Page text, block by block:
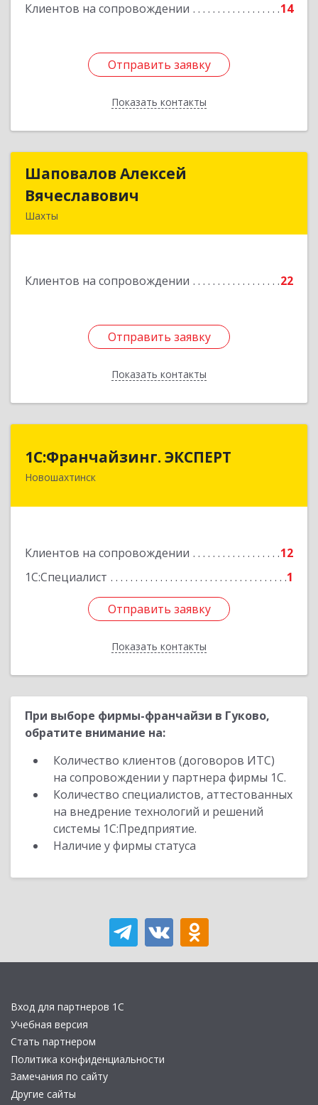
Клиентов на сопровождении 14
Отправить заявку
Показать контакты
Отправить заявку
Назад
Шаповалов Алексей
Вячеславович
Шахты
Клиентов на сопровождении 22
Отправить заявку
Показать контакты
Шаповалов Алексей
Отправить заявку
Назад
1С:Франчайзинг. ЭКСПЕРТ
Новошахтинск
Клиентов на сопровождении
12
1С:Специалист
1
Отправить заявку
Показать контакты
1С:Франчайзинг. ЭКСПЕРТ
346901, Ростовская обл, Новошахтинск г,
Отправить заявку
Назад
При выборе фирмы-франчайзи в Гуково,
обратите внимание на:
Количество клиентов (договоров ИТС)
на сопровождении у партнера фирмы 1С.
Количество специалистов, аттестованных
на внедрение технологий и решений
системы 1С:Предприятие.
Наличие у фирмы статуса
Вход для партнеров 1С
Учебная версия
Стать партнером
Политика конфиденциальности
Замечания по сайту
Другие сайты